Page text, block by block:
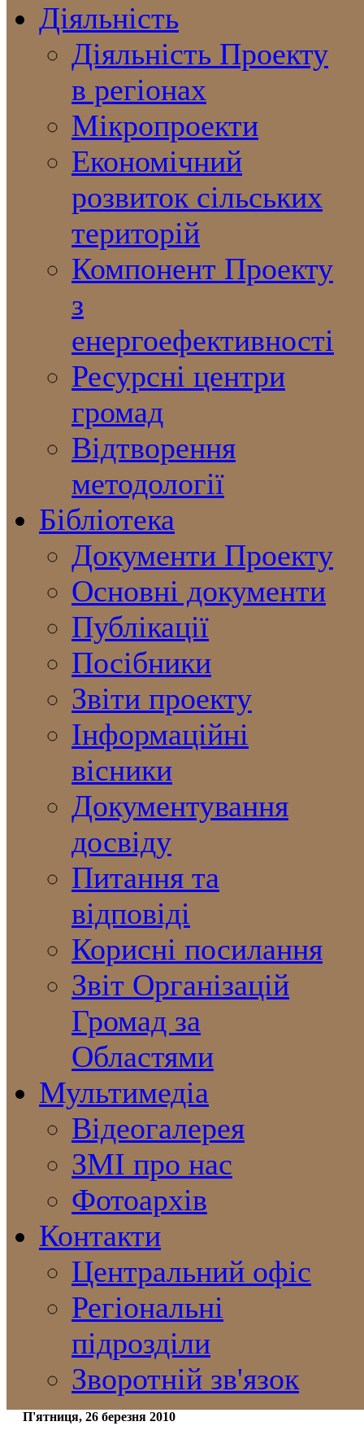
Діяльність
Діяльність Проекту
в регіонах
Мікропроекти
Економічний
розвиток сільських
територій
Компонент Проекту
з
енергоефективності
Ресурсні центри
громад
Відтворення
методології
Бібліотека
Документи Проекту
Основні документи
Публікації
Посібники
Звіти проекту
Інформаційні
вісники
Документування
досвіду
Питання та
відповіді
Корисні посилання
Звіт Організацій
Громад за
Областями
Мультимедіа
Відеогалерея
ЗМІ про нас
Фотоархів
Контакти
Центральний офіс
Регіональні
підрозділи
Зворотній зв'язок
П'ятниця, 26 березня 2010